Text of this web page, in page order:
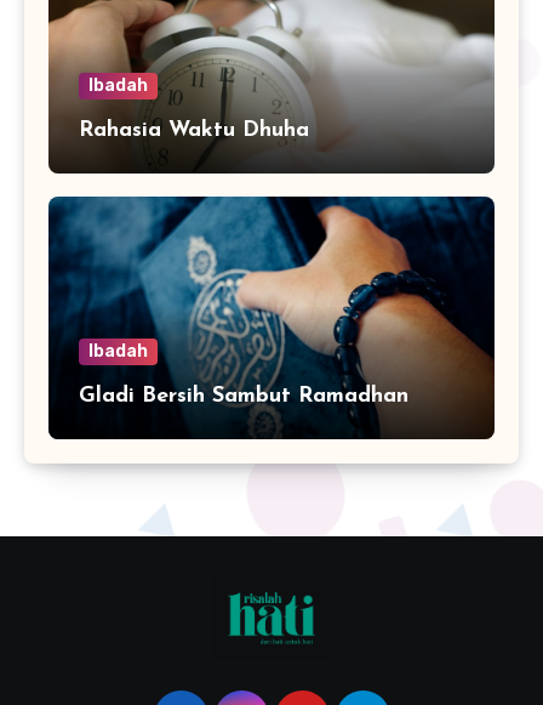
Ibadah
Rahasia Waktu Dhuha
Ibadah
Gladi Bersih Sambut Ramadhan